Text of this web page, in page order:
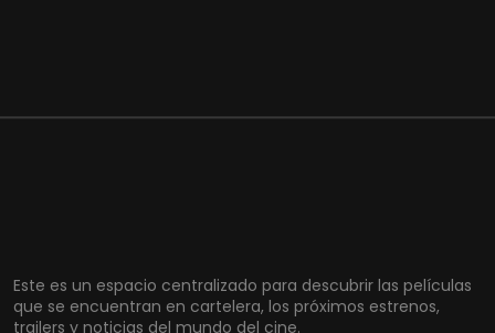
Este es un espacio centralizado para descubrir las películas
que se encuentran en cartelera, los próximos estrenos,
trailers y noticias del mundo del cine.